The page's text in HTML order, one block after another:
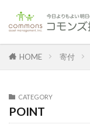
HOME 寄付
CATEGORY
POINT